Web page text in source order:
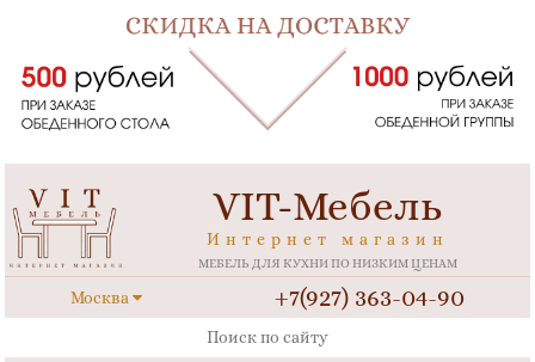
VIT-Мебель
Интернет магазин
МЕБЕЛЬ ДЛЯ КУХНИ ПО НИЗКИМ ЦЕНАМ
Москва +7(927) 363-04-90